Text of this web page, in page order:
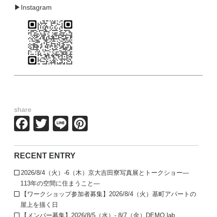
▶Instagram
share
Facebook
Twitter
Line
RECENT ENTRY
2026/8/4（火）-6（木）京大吉田寮写真展とトークショー—
113年の空間に住まうこと—
【ワークショップ参加者募集】2026/8/4（火）基町アパートの
屋上を描く日
【メンバー募集】2026/8/5（水）- 8/7（金）DEMO.lab